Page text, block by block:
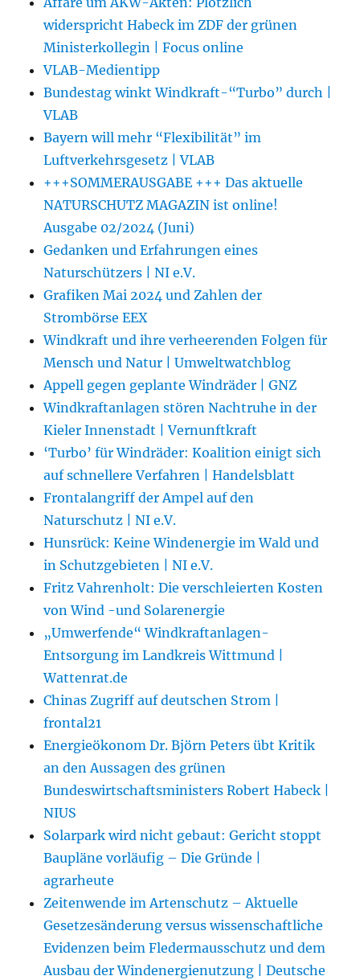
widerspricht Habeck im ZDF der grünen
Ministerkollegin | Focus online
VLAB-Medientipp
Bundestag winkt Windkraft-“Turbo” durch |
VLAB
Bayern will mehr “Flexibilität” im
Luftverkehrsgesetz | VLAB
+++SOMMERAUSGABE +++ Das aktuelle
NATURSCHUTZ MAGAZIN ist online!
Ausgabe 02/2024 (Juni)
Gedanken und Erfahrungen eines
Naturschützers | NI e.V.
Grafiken Mai 2024 und Zahlen der
Strombörse EEX
Windkraft und ihre verheerenden Folgen für
Mensch und Natur | Umweltwatchblog
Appell gegen geplante Windräder | GNZ
Windkraftanlagen stören Nachtruhe in der
Kieler Innenstadt | Vernunftkraft
‘Turbo’ für Windräder: Koalition einigt sich
auf schnellere Verfahren | Handelsblatt
Frontalangriff der Ampel auf den
Naturschutz | NI e.V.
Hunsrück: Keine Windenergie im Wald und
in Schutzgebieten | NI e.V.
Fritz Vahrenholt: Die verschleierten Kosten
von Wind -und Solarenergie
„Umwerfende“ Windkraftanlagen-
Entsorgung im Landkreis Wittmund |
Wattenrat.de
Chinas Zugriff auf deutschen Strom |
frontal21
Energieökonom Dr. Björn Peters übt Kritik
an den Aussagen des grünen
Bundeswirtschaftsministers Robert Habeck |
NIUS
Solarpark wird nicht gebaut: Gericht stoppt
Baupläne vorläufig – Die Gründe |
agrarheute
Zeitenwende im Artenschutz – Aktuelle
Gesetzesänderung versus wissenschaftliche
Evidenzen beim Fledermausschutz und dem
Ausbau der Windenergienutzung | Deutsche